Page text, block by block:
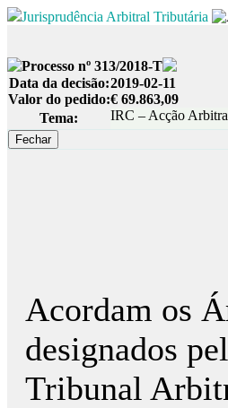
Jurisprudência Arbitral Tributária
Processo nº 313/2018-T
Data da decisão:2019-02-11
Valor do pedido:€ 69.863,09
Tema:
IRC – Acção
Acordam os
designados
Tribunal